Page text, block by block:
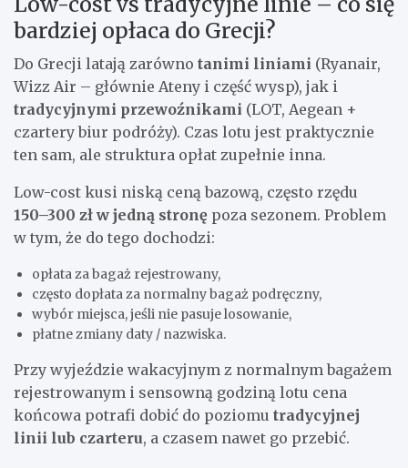
bardziej opłaca do Grecji?
Do Grecji latają zarówno tanimi liniami (Ryanair,
Wizz Air – głównie Ateny i część wysp), jak i
tradycyjnymi przewoźnikami (LOT, Aegean +
czartery biur podróży). Czas lotu jest praktycznie
ten sam, ale struktura opłat zupełnie inna.
Low-cost kusi niską ceną bazową, często rzędu
150–300 zł w jedną stronę poza sezonem. Problem
w tym, że do tego dochodzi:
opłata za bagaż rejestrowany,
często dopłata za normalny bagaż podręczny,
wybór miejsca, jeśli nie pasuje losowanie,
płatne zmiany daty / nazwiska.
Przy wyjeździe wakacyjnym z normalnym bagażem
rejestrowanym i sensowną godziną lotu cena
końcowa potrafi dobić do poziomu tradycyjnej
linii lub czarteru, a czasem nawet go przebić.